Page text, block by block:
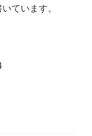
ています。